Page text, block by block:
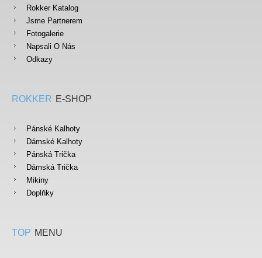
Rokker Katalog
Jsme Partnerem
Fotogalerie
Napsali O Nás
Odkazy
ROKKER E-SHOP
Pánské Kalhoty
Dámské Kalhoty
Pánská Trička
Dámská Trička
Mikiny
Doplňky
TOP MENU